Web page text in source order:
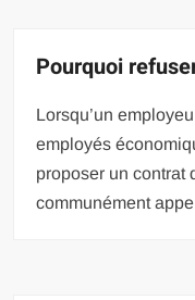
Pourquoi
Lorsqu’un
employés
proposer un contrat
communément